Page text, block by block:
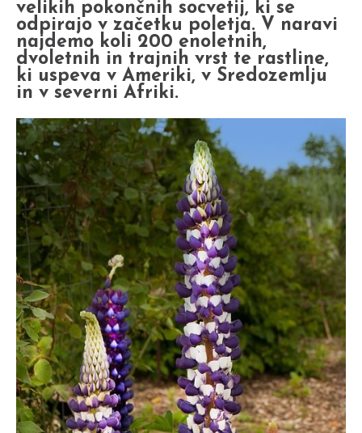
velikih pokončnih socvetij, ki se
odpirajo v začetku poletja. V naravi
najdemo koli 200 enoletnih,
dvoletnih in trajnih vrst te rastline,
ki uspeva v Ameriki, v Sredozemlju
in v severni Afriki.